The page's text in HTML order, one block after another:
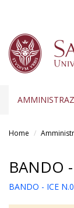
Home
BANDO
BANDO - ICE